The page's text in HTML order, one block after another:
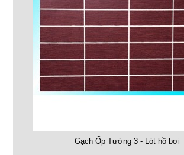
Gạch Ốp Tường 3 - Lót hồ bơi